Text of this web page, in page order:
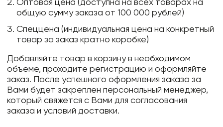
Оптовая цена (доступна на всех товарах на
общую сумму заказа от 100 000 рублей)
Спеццена (индивидуальная цена на конкретный
товар за заказ кратно коробке)
Добавляйте товар в корзину в необходимом
объеме, проходите регистрацию и оформляйте
заказ. После успешного оформления заказа за
Вами будет закреплен персональный менеджер,
который свяжется с Вами для согласования
заказа и условий доставки.